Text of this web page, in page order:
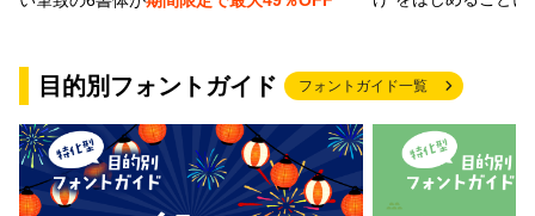
目的別フォントガイド フォントガイド一覧